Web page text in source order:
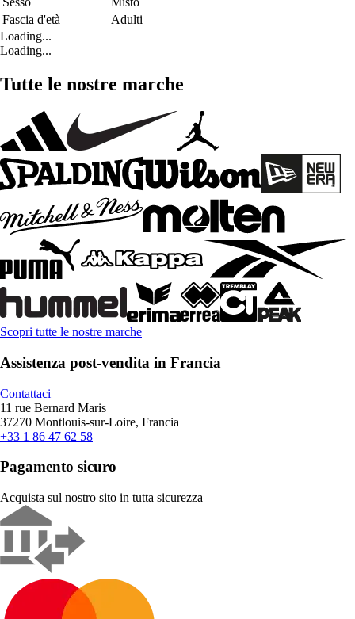
Fascia d'età
Adulti
Loading...
Loading...
Tutte le nostre marche
Scopri tutte le nostre marche
Assistenza post-vendita in Francia
Contattaci
11 rue Bernard Maris
37270 Montlouis-sur-Loire, Francia
+33 1 86 47 62 58
Pagamento sicuro
Acquista sul nostro sito in tutta sicurezza